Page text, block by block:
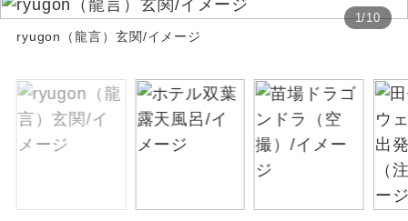
1/10
ryugon（龍言）玄関/イメージ
新コース 初登場のコースです。
世界遺産
ユネスコに登録されている文化遺産や自
然遺産を訪ねるコースです。
絶景 絶景スポットに立ち寄るコースです。